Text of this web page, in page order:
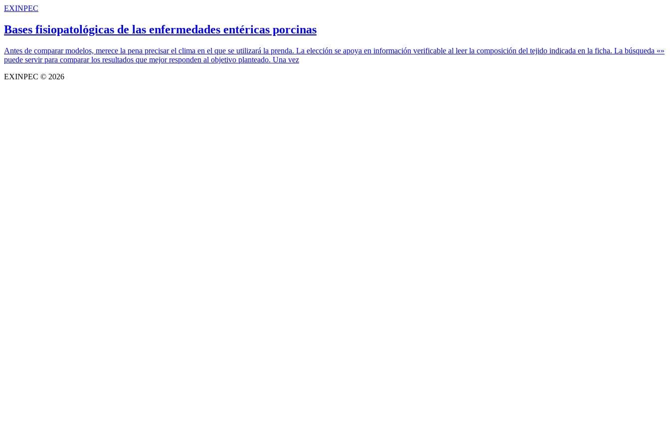
EXINPEC
Bases fisiopatológicas de las enfermedades entéricas porcinas
Antes de comparar modelos, merece la pena precisar el clima en el que se utilizará la prenda. La elección se apoya en información verificable al leer la composición del tejido indicada en la ficha. La búsqueda «»
puede servir para comparar los resultados que mejor responden al objetivo planteado. Una vez
EXINPEC © 2026